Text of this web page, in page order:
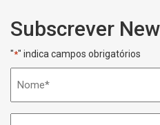
Subscrever
"*" indica campos obrigatórios